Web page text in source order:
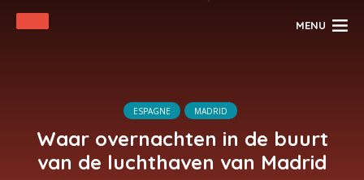
MENU
ESPAGNE MADRID
Waar overnachten in de buurt
van de luchthaven van Madrid